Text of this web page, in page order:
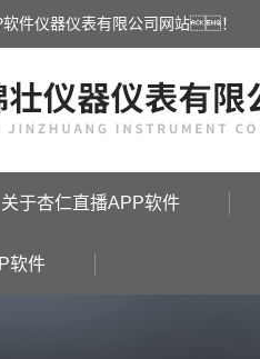
件仪器仪表有限公司网站！
关于杏仁直播APP软件
软件